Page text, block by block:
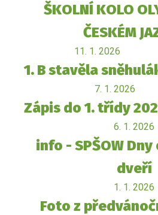
ŠKOLNÍ KOLO
ČESKÉM
11. 1. 2026
1. B stavěla
7. 1. 2026
Zápis do 1. třídy
6. 1. 2026
info - SPŠOW
dveří
1. 1. 2026
Foto z